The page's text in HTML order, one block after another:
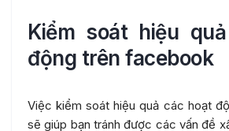
Kiểm soát hiệu
động trên facebook
Việc kiểm soát hiệu quả các hoạt
sẽ giúp bạn tránh được các vấn đề